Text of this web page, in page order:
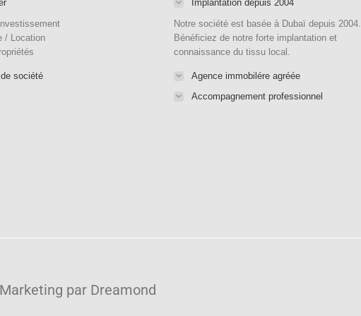
/ Location
société
Implantation depuis 2004
Notre société est basée à Dubaï depuis 2004.
Bénéficiez de notre forte implantation et
connaissance du tissu local.
Agence immobilére agréée
Accompagnement professionnel
par Dreamond